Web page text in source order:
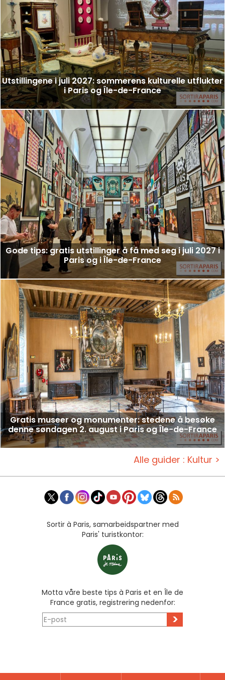
Utstillingene i juli 2027: sommerens kulturelle utflukter
i Paris og Île-de-France
Gode tips: gratis utstillinger å få med seg i juli 2027 i
Paris og i Île-de-France
Gratis museer og monumenter: stedene å besøke
denne søndagen 2. august i Paris og Île-de-France
Alle guider : Kultur >
Sortir à Paris, samarbeidspartner med
Paris' turistkontor:
Motta våre beste tips à Paris et en Île de
France gratis, registrering nedenfor:
>